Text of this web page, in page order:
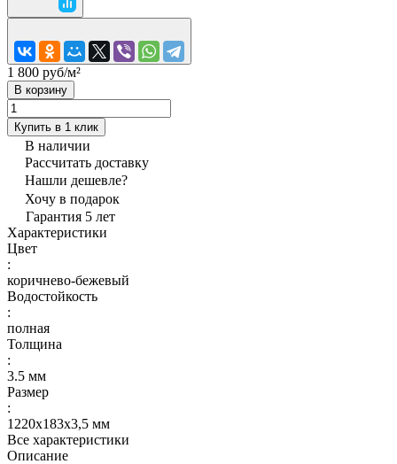
1 800 руб/м²
В корзину
Купить в 1 клик
В наличии
Рассчитать доставку
Нашли дешевле?
Хочу в подарок
Гарантия 5 лет
Характеристики
Цвет
:
коричнево-бежевый
Водостойкость
:
полная
Толщина
:
3.5 мм
Размер
:
1220x183x3,5 мм
Все характеристики
Описание